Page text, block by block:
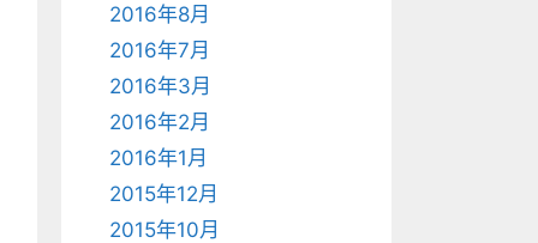
2016年8月
2016年7月
2016年3月
2016年2月
2016年1月
2015年12月
2015年10月